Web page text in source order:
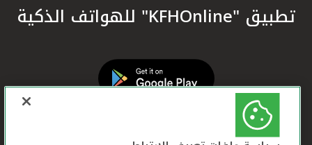
تطبيق "KFHOnline" للهواتف الذكية